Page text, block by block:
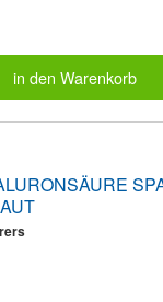
in den Warenkorb